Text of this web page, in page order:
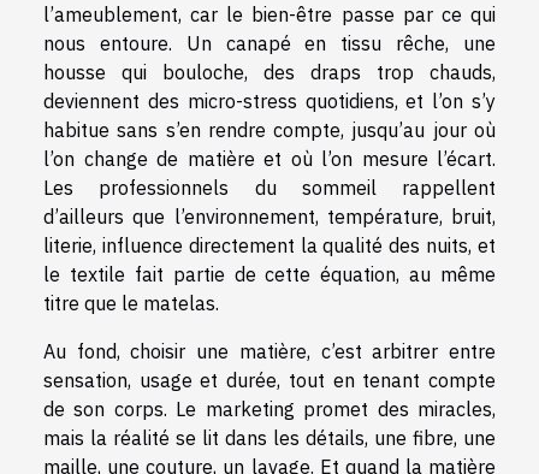
l’ameublement, car le bien-être passe par ce qui
nous entoure. Un canapé en tissu rêche, une
housse qui bouloche, des draps trop chauds,
deviennent des micro-stress quotidiens, et l’on s’y
habitue sans s’en rendre compte, jusqu’au jour où
l’on change de matière et où l’on mesure l’écart.
Les professionnels du sommeil rappellent
d’ailleurs que l’environnement, température, bruit,
literie, influence directement la qualité des nuits, et
le textile fait partie de cette équation, au même
titre que le matelas.
Au fond, choisir une matière, c’est arbitrer entre
sensation, usage et durée, tout en tenant compte
de son corps. Le marketing promet des miracles,
mais la réalité se lit dans les détails, une fibre, une
maille, une couture, un lavage. Et quand la matière